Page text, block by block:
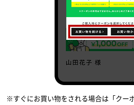
※すぐにお買い物をされる場合は「クー